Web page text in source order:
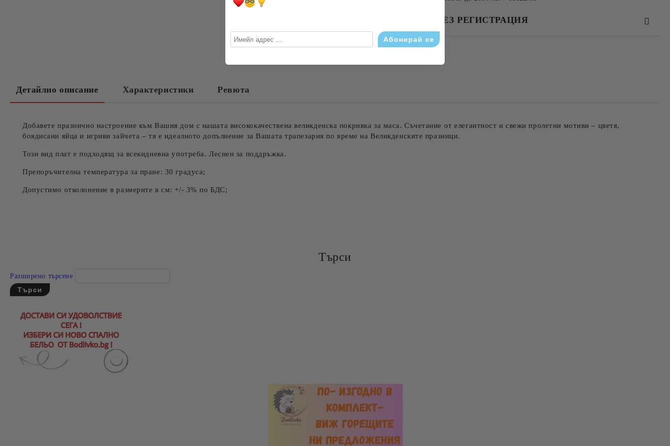
БЪРЗА ПОРЪЧКА БЕЗ РЕГИСТРАЦИЯ
САМО ПОПЪЛНЕТЕ 4 ПОЛЕТА
Детайлно описание Характеристики Ревюта
Добавете празнично настроение към Вашия дом с нашата висококачествена великденска покривка за маса. Съчетание от елегантност и свежи пролетни мотиви – цветя,
боядисани яйца и игриви зайчета – тя е идеалното допълнение за Вашата трапезария по време на Великденските празници.
Този вид плат е подходящ за всекидневна употреба. Леснен за поддръжка.
Препоръчителна температура за пране: 30 градуса;
Допустимо отколонение в размерите в см: +/- 3% по БДС;
Търси
Разширено търсене